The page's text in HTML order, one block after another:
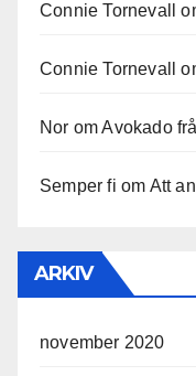
Connie Tornevall
Connie Tornevall
Nor omAvokado
Semper fi om Att
ARKIV
november 2020